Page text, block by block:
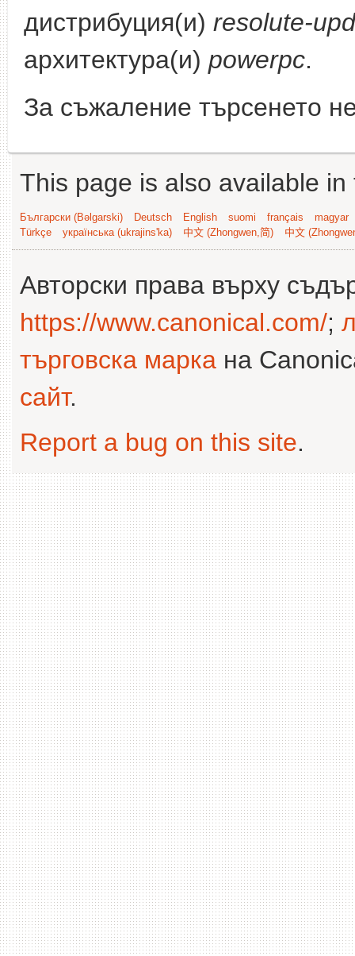
дистрибуция(и) resolute-
архитектура(и) powerpc.
За съжаление търсенето
This page is also available
Български (Bəlgarski) Deutsch English suomi français
magyar
Türkçe
українська (ukrajins'ka) 中文 (Zhongwen,简) 中文
Авторски права върху
https://www.canonical.com/;
търговска марка на
сайт.
Report a bug on this site.